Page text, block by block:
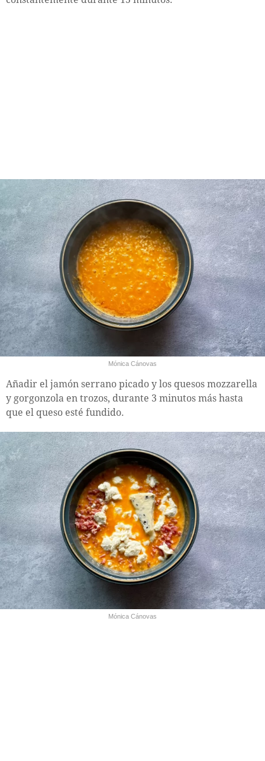
Mónica Cánovas
Añadir el jamón serrano picado y los quesos mozzarella
y gorgonzola en trozos, durante 3 minutos más hasta
que el queso esté fundido.
Mónica Cánovas